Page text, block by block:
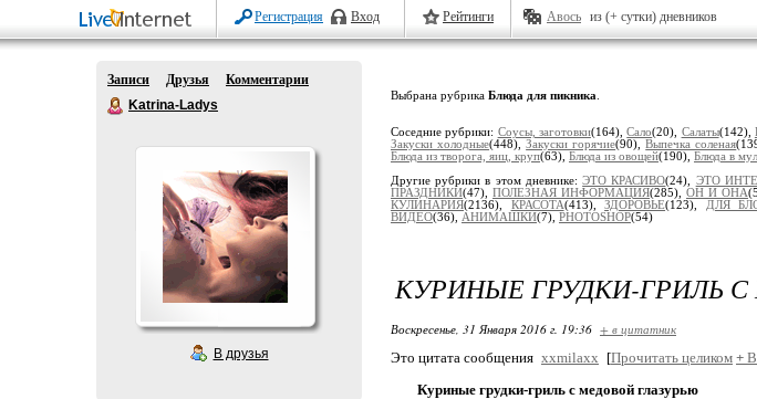
Регистрация Вход Рейтинги Авось из (+ сутки) дневников
Записи Друзья
Комментарии
Katrina-Ladys
В друзья
Выбрана рубрика Блюда для пикника
Соседние рубрики: Соусы, заготовки(164),Сало(20), Салаты(142),
Закуски холодные(448),Закуски горячие(90),Выпечка соленая
Блюда из творога, яиц, круп(63), Блюда из овощей(190), Блюда в
Другие рубрики в этом дневнике:ЭТО КРАСИВО(24), ЭТО
ПРАЗДНИКИ(47), ПОЛЕЗНАЯ ИНФОРМАЦИЯ(285), ОН И ОНА
КУЛИНАРИЯ(2136), КРАСОТА(413),ЗДОРОВЬЕ(123), ДЛЯ
ВИДЕО(36), АНИМАШКИ(7), PHOTOSHOP(54)
КУРИНЫЕ ГРУДКИ-ГРИЛЬ
Воскресенье, 31 Января 2016 г. 19:36 + в цитатник
Это цитата сообщения xxmilaxx [Прочитать целиком + В
Куриные грудки-гриль с медовой глазурью